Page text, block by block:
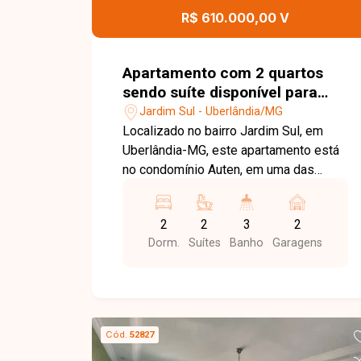
todos os detalhes deste imóvel. Entre
conte com uma equipe preparada para
oferecer um atendimento completo,
auxiliando você em todas as etapas
para encontrar o imóvel ideal.
R$ 610.000,00 V
Apartamento com 2 quartos
sendo suíte disponível para
venda no bairro Jardim Sul em
Uberlândia-MG
Jardim Sul - Uberlândia/MG
Localizado no bairro Jardim Sul, em
Uberlândia-MG, este apartamento está
no condomínio Auten, em uma das
Com fácil acesso às principais
avenidas, o empreendimento está
próximo a supermercados, escolas,
qualidade de vida. O imóvel possui 68
m² de área privativa, está localizado no
2
Dorm.
2
Suítes
3
Banho
2
Garagens
Cód. 52827